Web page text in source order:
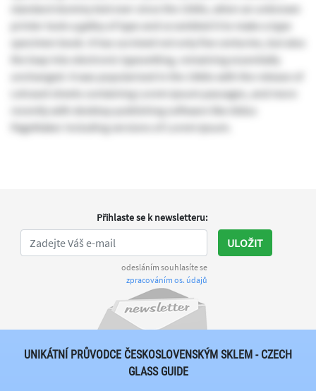
standard dummy text ever since the 1500s, when an unknown
printer took a galley of type and scrambled it to make a type
specimen book. It has survived not only five centuries, but also
the leap into electronic typesetting, remaining essentially
unchanged. It was popularised in the 1960s with the release of
Letraset sheets containing Lorem Ipsum passages, and more
recently with desktop publishing software like Aldus
PageMaker including versions of Lorem Ipsum.
Přihlaste se k newsletteru:
odesláním souhlasíte se
zpracováním os. údajů
ULOŽIT
UNIKÁTNÍ PRŮVODCE ČESKOSLOVENSKÝM SKLEM - CZECH
GLASS GUIDE